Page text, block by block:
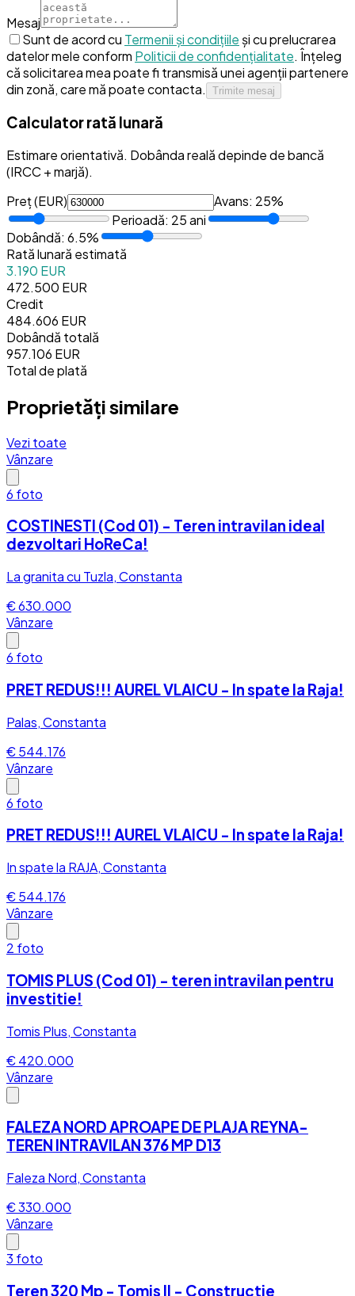
Mesaj
Sunt de acord cu Termenii și condițiile și cu prelucrarea
datelor mele conform Politicii de confidențialitate. Înțeleg
că solicitarea mea poate fi transmisă unei agenții partenere
din zonă, care mă poate contacta.
Trimite mesaj
Calculator rată lunară
Estimare orientativă. Dobânda reală depinde de bancă
(IRCC + marjă).
Preț (EUR) Avans: 25%
Perioadă: 25ani
Dobândă: 6.5%
Rată lunară estimată
3.190 EUR
472.500 EUR
Credit
484.606 EUR
Dobândă totală
957.106 EUR
Total de plată
Proprietăți similare
Vezi toate
Vânzare
6 foto
COSTINESTI (Cod 01) - Teren intravilan ideal
dezvoltari HoReCa!
La granita cu Tuzla, Constanta
€ 630.000
Vânzare
6 foto
PRET REDUS!!! AUREL VLAICU - In spate la Raja!
Palas, Constanta
€ 544.176
Vânzare
6 foto
PRET REDUS!!! AUREL VLAICU - In spate la Raja!
In spate la RAJA, Constanta
€ 544.176
Vânzare
2 foto
TOMIS PLUS (Cod 01) - teren intravilan pentru
investitie!
Tomis Plus, Constanta
€ 420.000
Vânzare
FALEZA NORD APROAPE DE PLAJA REYNA-
TEREN INTRAVILAN 376 MP D13
Faleza Nord, Constanta
€ 330.000
Vânzare
3 foto
Teren 320 Mp - Tomis II - Constructie